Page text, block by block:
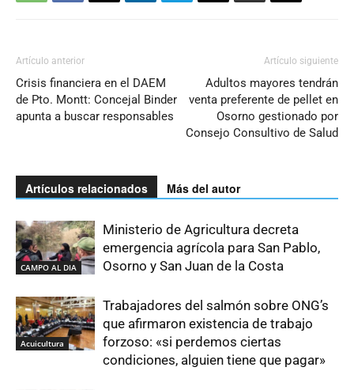
Artículo anterior
Crisis financiera en el DAEM
de Pto. Montt: Concejal Binder
apunta a buscar responsables
Artículo siguiente
Adultos mayores tendrán
venta preferente de pellet en
Osorno gestionado por
Consejo Consultivo de Salud
Artículos relacionados Más del autor
CAMPO AL DIA
Ministerio de Agricultura decreta
emergencia agrícola para San Pablo,
Osorno y San Juan de la Costa
Acuicultura
Trabajadores del salmón sobre ONG’s
que afirmaron existencia de trabajo
forzoso: «si perdemos ciertas
condiciones, alguien tiene que pagar»